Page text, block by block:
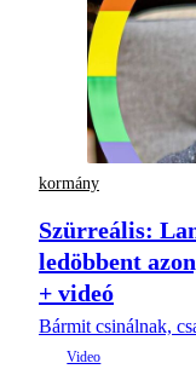
kormány
Szürreális:
ledöbbent
+ videó
Bármit csinálnak,